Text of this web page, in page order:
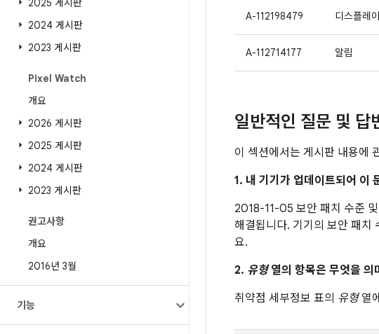
2025 게시판
2024 게시판
2023 게시판
Pixel Watch
개요
2026 게시판
2025 게시판
2024 게시판
2023 게시판
권고사항
개요
2016년 3월
기능
A-112198479 디스플레이
A-112714177 알림
일반적인 질문 및 답
이 섹션에서는 게시판 내용에
1. 내 기기가 업데이트되어 이
2018-11-05 보안 패치 수준
해결됩니다. 기기의 보안 패치
요.
2. 유형열의 항목은 무엇을 의
취약점 세부정보 표의 유형열